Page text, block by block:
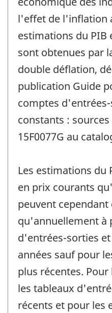
l'effet de l'inflation
estimations du PIB
sont obtenues par
double déflation,
publication Guide
comptes
constants :
15F0077G au
Les estimations du
en prix courants
peuvent cependant
qu'annuellement à
d'entrées-sorties
années sauf pour
plus récentes.
les tableaux
récents et pour les